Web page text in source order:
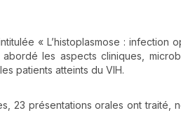
« L’histoplasmose : infection
les aspects cliniques,
patients atteints du VIH.
23 présentations orales ont